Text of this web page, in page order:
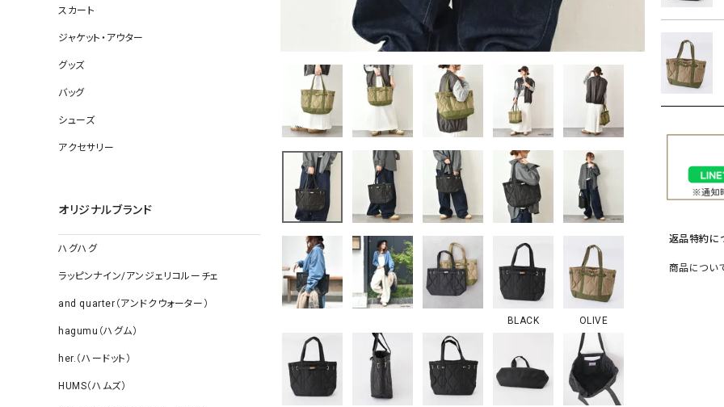
帽子
ソックス
その他雑貨
帽子
ソックス・その他雑貨
スカート
ジャケット・アウター
グッズ
バッグ
シューズ
アクセサリー
オリジナルブランド
ハグハグ
ラッピンナイン/アンジェリコルーチェ
and quarter（アンドクウォーター）
hagumu（ハグム）
her.（ハードット）
HUMS（ハムズ）
BLACK OLIVE
返品特約に
商品につい